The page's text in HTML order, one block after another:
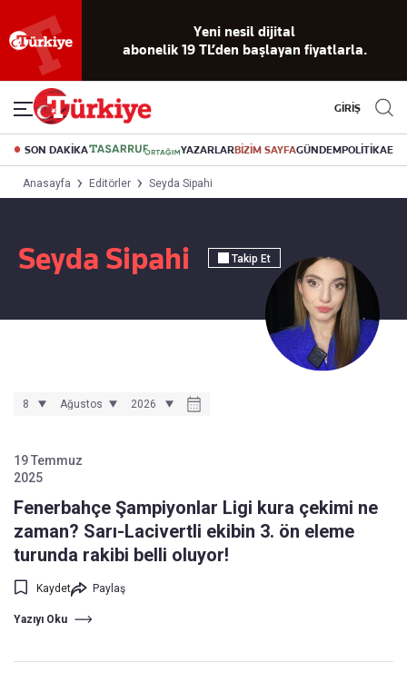
Yeni nesil dijital
abonelik 19 TL’den başlayan fiyatlarla.
GİRİŞ
SON DAKİKA YAZARLARBİZİM SAYFAGÜNDEMPOLİTİKA
Anasayfa Editörler Seyda Sipahi
Seyda Sipahi Takip Et
19 Temmuz
2025
Fenerbahçe Şampiyonlar Ligi kura çekimi ne
zaman? Sarı-Lacivertli ekibin 3. ön eleme
turunda rakibi belli oluyor!
Kaydet Paylaş
Yazıyı Oku